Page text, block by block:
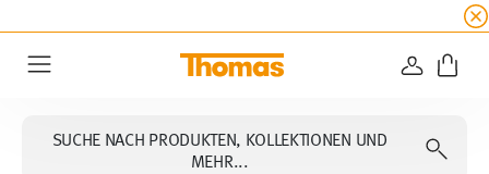
☀️ Bis zu 45% Rabatt auf alle
SUCHE NACH PRODUKTEN, KOLLEKTIONEN UND
MEHR...